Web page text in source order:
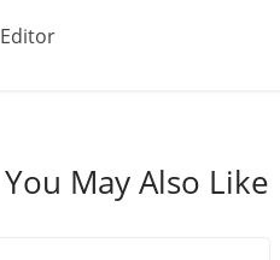
Editor
You May Also Like